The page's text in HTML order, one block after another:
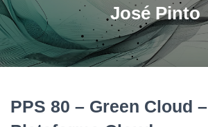
José Pinto
PPS 80 – Green Cloud –